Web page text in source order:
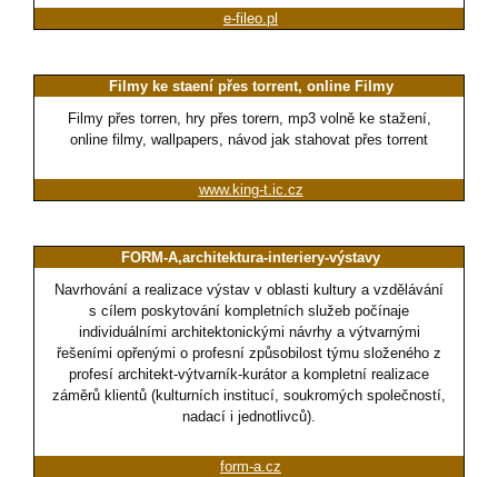
e-fileo.pl
Filmy ke staení přes torrent, online Filmy
Filmy přes torren, hry přes torern, mp3 volně ke stažení,
online filmy, wallpapers, návod jak stahovat přes torrent
www.king-t.ic.cz
FORM-A,architektura-interiery-výstavy
Navrhování a realizace výstav v oblasti kultury a vzdělávání
s cílem poskytování kompletních služeb počínaje
individuálními architektonickými návrhy a výtvarnými
řešeními opřenými o profesní způsobilost týmu složeného z
profesí architekt-výtvarník-kurátor a kompletní realizace
záměrů klientů (kulturních institucí, soukromých společností,
nadací i jednotlivců).
form-a.cz